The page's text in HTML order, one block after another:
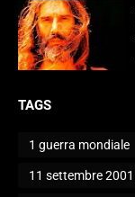
TAGS
1 guerra mondiale
11 settembre 2001